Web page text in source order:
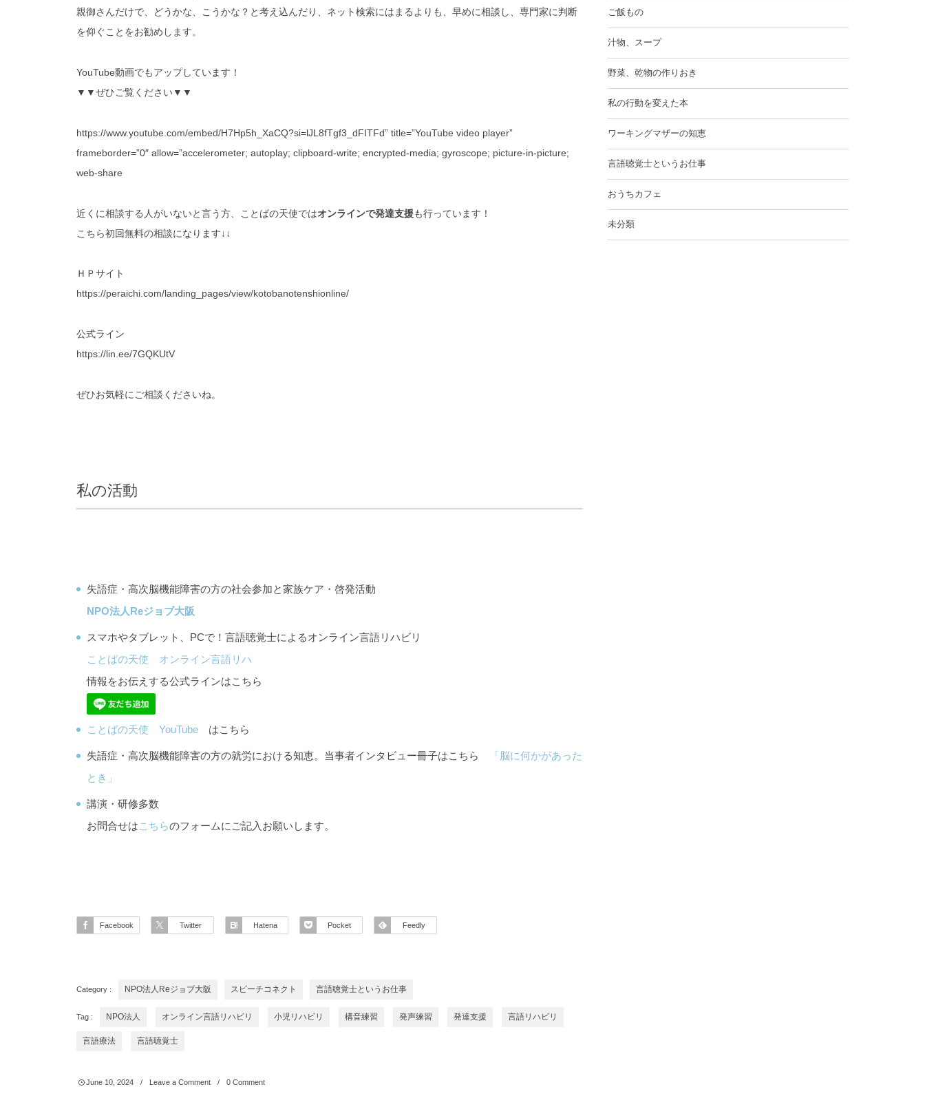
親御さんだけで、どうかな、こうかな？と考え込んだり、ネット検索にはまるよりも、早めに相談し、専門家に判断
を仰ぐことをお勧めします。
YouTube動画でもアップしています！
▼▼ぜひご覧ください▼▼
https://www.youtube.com/embed/H7Hp5h_XaCQ?si=lJL8fTgf3_dFITFd” title=”YouTube video player”
frameborder=”0″ allow=”accelerometer; autoplay; clipboard-write; encrypted-media; gyroscope; picture-in-picture;
web-share
近くに相談する人がいないと言う方、ことばの天使ではオンラインで発達支援も行っています！
こちら初回無料の相談になります↓↓
ＨＰサイト
https://peraichi.com/landing_pages/view/kotobanotenshionline/
公式ライン
https://lin.ee/7GQKUtV
ぜひお気軽にご相談くださいね。
私の活動
失語症・高次脳機能障害の方の社会参加と家族ケア・啓発活動
NPO法人Reジョブ大阪
スマホやタブレット、PCで！言語聴覚士によるオンライン言語リハビリ
ことばの天使 オンライン言語リハ
情報をお伝えする公式ラインはこちら
ことばの天使 YouTube はこちら
失語症・高次脳機能障害の方の就労における知恵。当事者インタビュー冊子はこちら
「脳に何かがあった
とき」
講演・研修多数
お問合せはこちらのフォームにご記入お願いします。
Facebook Twitter Hatena Pocket Feedly
Category : NPO法人Reジョブ大阪 スピーチコネクト 言語聴覚士というお仕事
Tag : NPO法人 オンライン言語リハビリ 小児リハビリ 構音練習 発声練習 発達支援 言語リハビリ
言語療法 言語聴覚士
June 10 ,2024 Leave a Comment 0 Comment
ご飯もの
汁物、スープ
野菜、乾物の作りおき
私の行動を変えた本
ワーキングマザーの知恵
言語聴覚士というお仕事
おうちカフェ
未分類